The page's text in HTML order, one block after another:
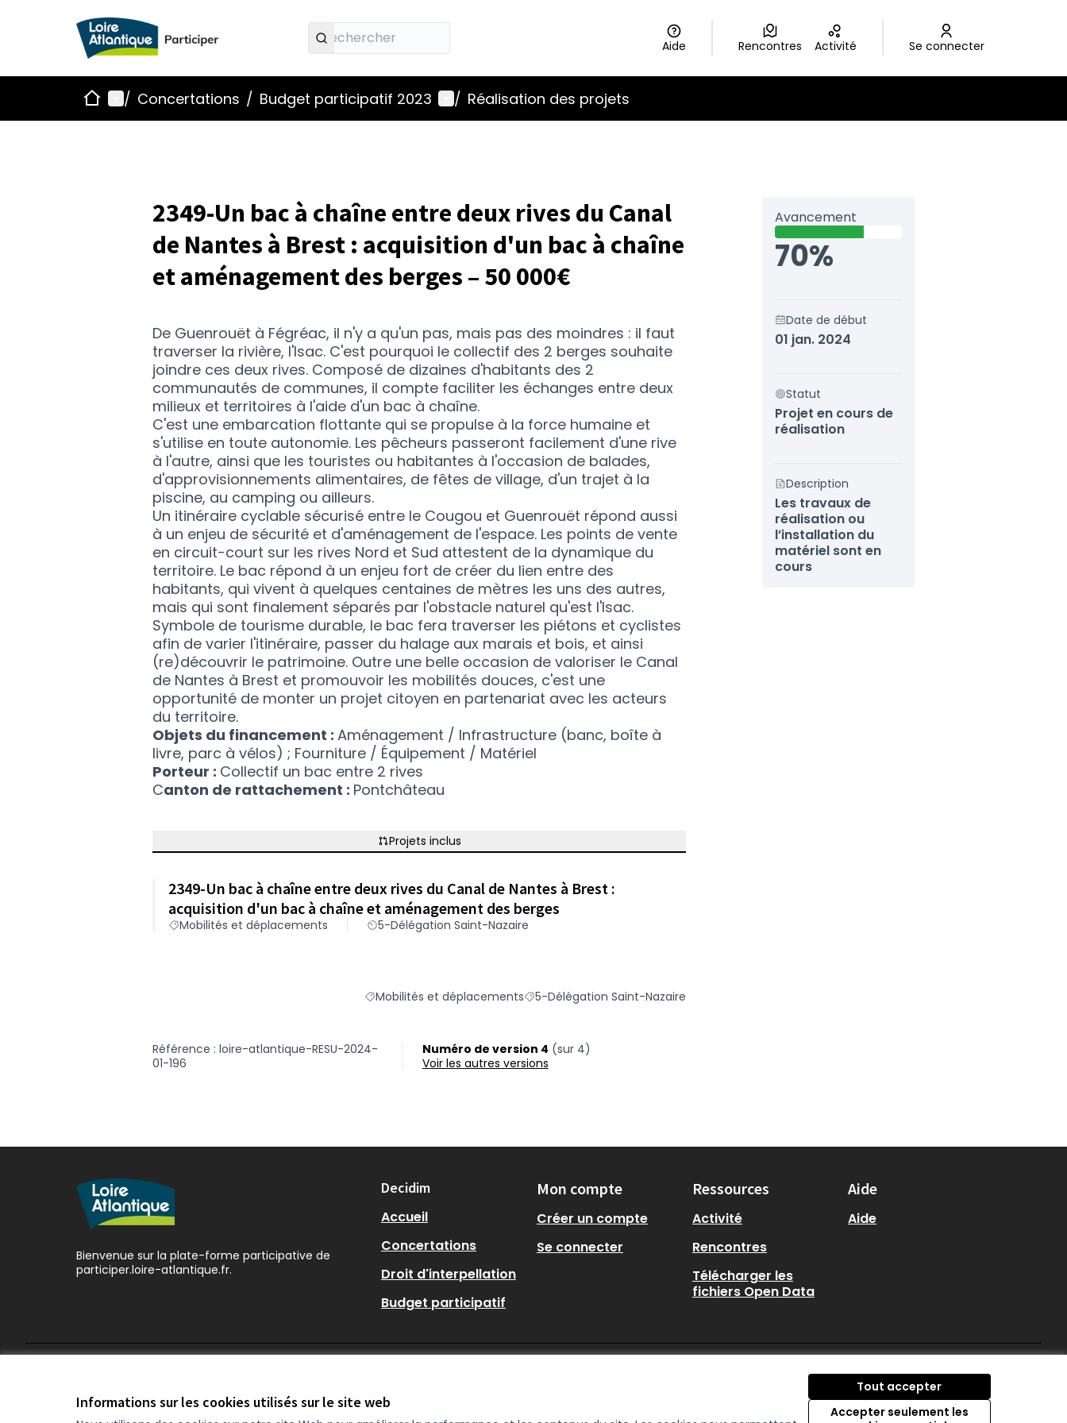
Informations sur les cookies utilisés sur le site web
Tout accepter
Accepter seulement les
Aide Rencontres Activité Se connecter
AccueilMenu principal
/ Concertations / Budget participatif 2023 Menu utilisateur
/ Réalisation des projets
2349-Un bac à chaîne entre deux rives du Canal
de Nantes à Brest : acquisition d'un bac à chaîne
et aménagement des berges – 50 000€
De Guenrouët à Fégréac, il n'y a qu'un pas, mais pas des moindres : il faut
traverser la rivière, l'Isac. C'est pourquoi le collectif des 2 berges souhaite
joindre ces deux rives. Composé de dizaines d'habitants des 2
communautés de communes, il compte faciliter les échanges entre deux
milieux et territoires à l'aide d'un bac à chaîne.
C'est une embarcation flottante qui se propulse à la force humaine et
s'utilise en toute autonomie. Les pêcheurs passeront facilement d'une rive
à l'autre, ainsi que les touristes ou habitantes à l'occasion de balades,
d'approvisionnements alimentaires, de fêtes de village, d'un trajet à la
piscine, au camping ou ailleurs.
Un itinéraire cyclable sécurisé entre le Cougou et Guenrouët répond aussi
à un enjeu de sécurité et d'aménagement de l'espace. Les points de vente
en circuit-court sur les rives Nord et Sud attestent de la dynamique du
territoire. Le bac répond à un enjeu fort de créer du lien entre des
habitants, qui vivent à quelques centaines de mètres les uns des autres,
mais qui sont finalement séparés par l'obstacle naturel qu'est l'Isac.
Symbole de tourisme durable, le bac fera traverser les piétons et cyclistes
afin de varier l'itinéraire, passer du halage aux marais et bois, et ainsi
(re)découvrir le patrimoine. Outre une belle occasion de valoriser le Canal
de Nantes à Brest et promouvoir les mobilités douces, c'est une
opportunité de monter un projet citoyen en partenariat avec les acteurs
du territoire.
Objets du financement : Aménagement / Infrastructure (banc, boîte à
livre, parc à vélos) ; Fourniture / Équipement / Matériel
Porteur : Collectif un bac entre 2 rives
Canton de rattachement : Pontchâteau
Projets inclus
2349-Un bac à chaîne entre deux rives du Canal de Nantes à Brest :
acquisition d'un bac à chaîne et aménagement des berges
Mobilités et déplacements 5-Délégation Saint-Nazaire
Filtrer les résultats du défi principal : Mobilités et déplacements
Mobilités et déplacementsFiltrer les résultats pour le secteur : 5-Délégation Saint-Nazaire
5-Délégation Saint-Nazaire
Avancement
70%
Date de début
01 jan. 2024
Statut
Projet en cours de
réalisation
Description
Les travaux de
réalisation ou
l’installation du
matériel sont en
cours
Référence : loire-atlantique-RESU-2024-
01-196
Numéro de version 4 (sur 4)
voir les autres versions
Bienvenue sur la plate-forme participative de
participer.loire-atlantique.fr.
Decidim
Accueil
Concertations
Droit d'interpellation
Budget participatif
Mon compte
Créer un compte
Se connecter
Ressources
Activité
Rencontres
Télécharger les
fichiers Open Data
Aide
Aide
(Nouvelle fenêtre)
(Nouvelle fenêtre)
(Nouvelle fenêtre)